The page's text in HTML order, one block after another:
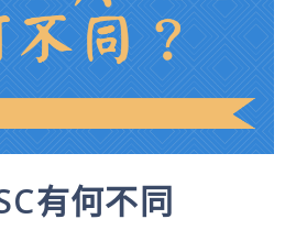
有何不同